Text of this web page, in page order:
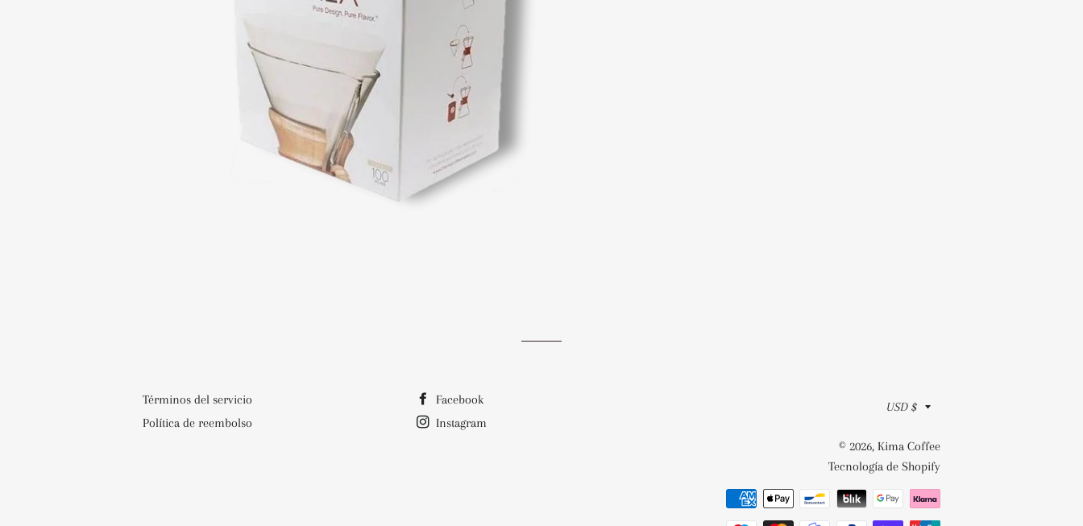
Términos del servicio
Política de reembolso
Facebook
Instagram
Moneda
USD $
© 2026, Kima Coffee
Tecnología de Shopify
de